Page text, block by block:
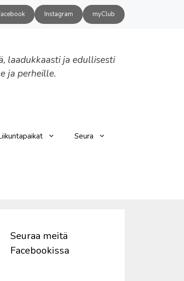
Instagram myClub
laadukkaasti ja edullisesti
ja perheille.
Seura
Seuraa meitä
Facebookissa